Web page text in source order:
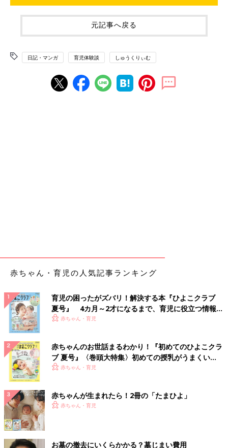
元記事へ戻る
日記・マンガ 育児体験談 しゅうくりぃむ
赤ちゃん・育児の人気記事ランキング
育児の困ったがズバリ！解決する本『ひよこクラブ
夏号』 4カ月～2才になるまで、育児に役立つ情報が
いっぱい！
赤ちゃん・育児
赤ちゃんのお世話まるわかり！『初めてのひよこクラ
ブ 夏号』〈巻頭大特集〉初めての授乳がうまくい
く！ おっぱい・ミルクの基本と夏のトラブル 解決テ
赤ちゃん・育児
赤ちゃんが生まれたら！2冊の「たまひよ」
赤ちゃん・育児
お墓の撤去にいくらかかる？墓じまい費用